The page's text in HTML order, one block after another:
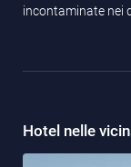
incontaminate nei
Hotel nelle